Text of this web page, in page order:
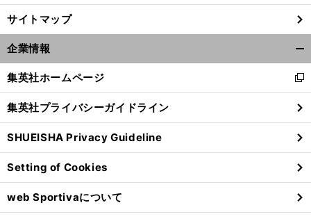
サイトマップ
企業情報
閉
る
集英社ホームページ
新
し
い
ウ
ィ
ン
ド
ウ
で
開
集英社プライバシーガイドライン
SHUEISHA Privacy Guideline
Setting of Cookies
web Sportivaについて